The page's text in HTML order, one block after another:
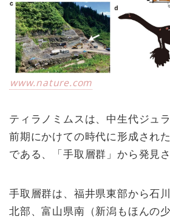
www.nature.com
ティラノミムスは、中生代ジュ
前期にかけての時代に形成され
である、「手取層群」から発見さ
手取層群は、福井県東部から石
北部、富山県南（新潟もほんの